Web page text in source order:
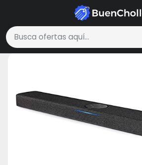
Buscar ofertas
Tecnología y Electrónica